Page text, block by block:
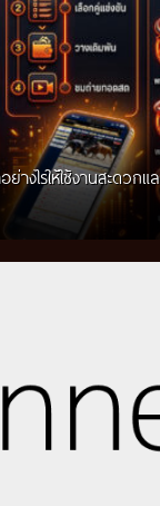
งไรให้ใช้งานสะดวกแ